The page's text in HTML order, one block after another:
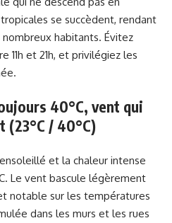
se succèdent, rendant
habitants. Évitez
11h et 21h, et privilégiez les
40°C, vent qui
(23°C / 40°C)
et la chaleur intense
Le vent bascule légèrement
notable sur les températures
dans les murs et les rues